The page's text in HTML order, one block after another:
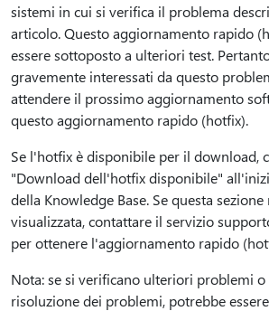
sistemi in cui si verifica il problema
articolo. Questo aggiornamento rapido
essere sottoposto a ulteriori test.
gravemente interessati da questo
attendere il prossimo aggiornamento
questo aggiornamento rapido (hotfix).
Se l'hotfix è disponibile per il download,
"Download dell'hotfix disponibile"
della Knowledge Base. Se questa
visualizzata, contattare il servizio
per ottenere l'aggiornamento rapido
Nota: se si verificano ulteriori problemi o
risoluzione dei problemi, potrebbe